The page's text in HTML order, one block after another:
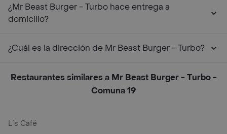
¿Mr Beast Burger - Turbo hace entrega a
domicilio?
¿Cuál es la dirección de Mr Beast Burger - Turbo?
Restaurantes similares a Mr Beast Burger - Turbo -
Comuna 19
L´s Café